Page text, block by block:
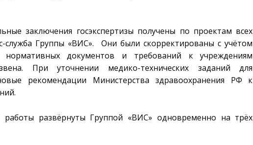
заключения госэкспертизы получены по проектам всех
служба Группы «ВИС». Они были скорректированы с учётом
документов и требований к учреждениям
При уточнении медико-технических заданий для
рекомендации Министерства здравоохранения РФ к
работы развёрнуты Группой «ВИС» одновременно на трёх